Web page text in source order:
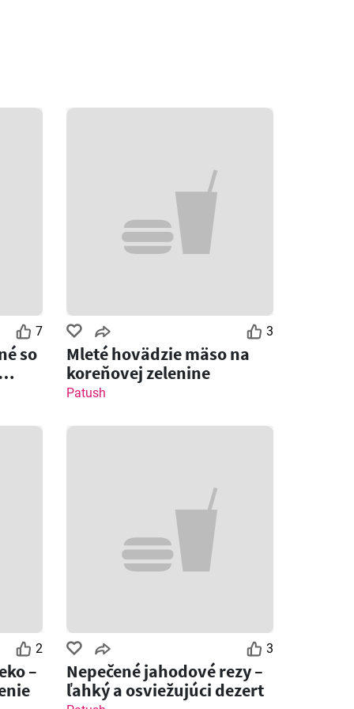
7
so
3
Mleté hovädzie mäso na
koreňovej zelenine
Patush
2
–
3
Nepečené jahodové rezy –
ľahký a osviežujúci dezert